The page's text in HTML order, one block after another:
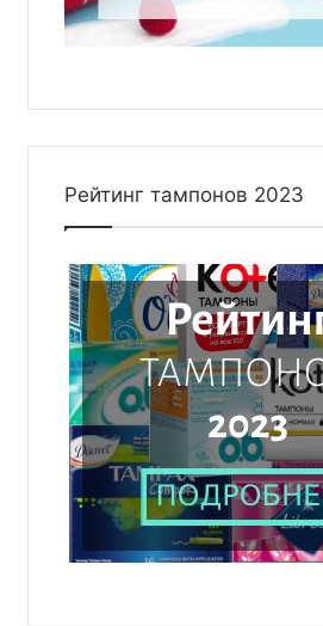
Рейтинг тампонов 2023